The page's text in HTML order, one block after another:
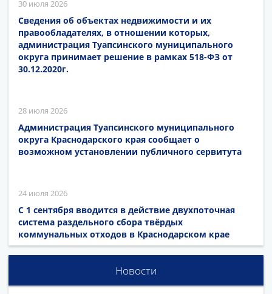
30 июля 2026
Сведения об объектах недвижимости и их
правообладателях, в отношении которых,
администрация Туапсинского муниципального
округа принимает решение в рамках 518-ФЗ от
30.12.2020г.
28 июля 2026
Администрация Туапсинского муниципального
округа Краснодарского края сообщает о
возможном установлении публичного сервитута
24 июля 2026
С 1 сентября вводится в действие двухпоточная
система раздельного сбора твёрдых
коммунальных отходов в Краснодарском крае
Новости